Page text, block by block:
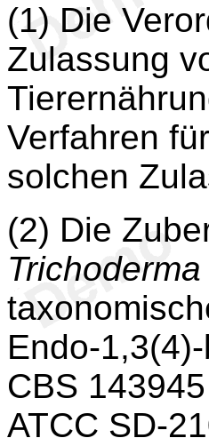
(1) Die
Zulassung
Verfahren
solchen
(2) Die
Endo-
CBS
ATCC SD-